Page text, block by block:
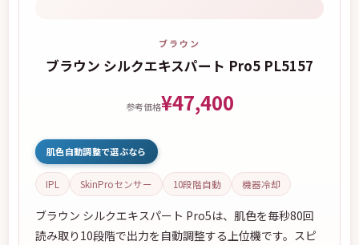
ブラウン
ブラウン シルクエキスパート Pro5 PL5157
参考価格¥47,400
肌色自動調整で選ぶなら
IPL SkinProセンサー 10段階自動 機器冷却
ブラウン シルクエキスパート Pro5は、肌色を毎秒80回
読み取り10段階で出力を自動調整する上位機です。スピ